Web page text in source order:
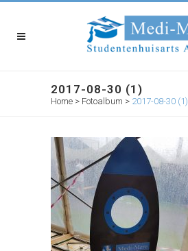
2017-08-30 (1)
Home > Fotoalbum > 2017-08-30 (1)